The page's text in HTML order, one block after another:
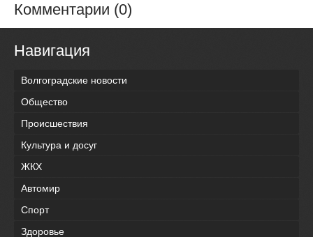
Комментарии (0)
Навигация
Волгоградские новости
Общество
Происшествия
Культура и досуг
ЖКХ
Автомир
Спорт
Здоровье